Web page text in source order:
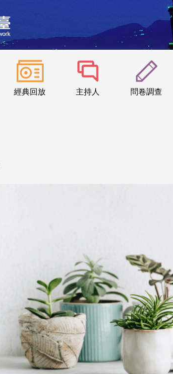
經典回放 主持人 問卷調查